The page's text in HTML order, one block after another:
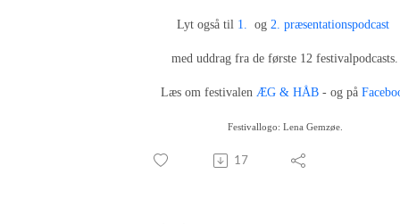
Lyt også til 1. og2. præsentationspodcast
med uddrag fra de første 12 festivalpodcasts.
Læs om festivalen ÆG & HÅB- og på
Festivallogo: Lena Gemzøe.
17